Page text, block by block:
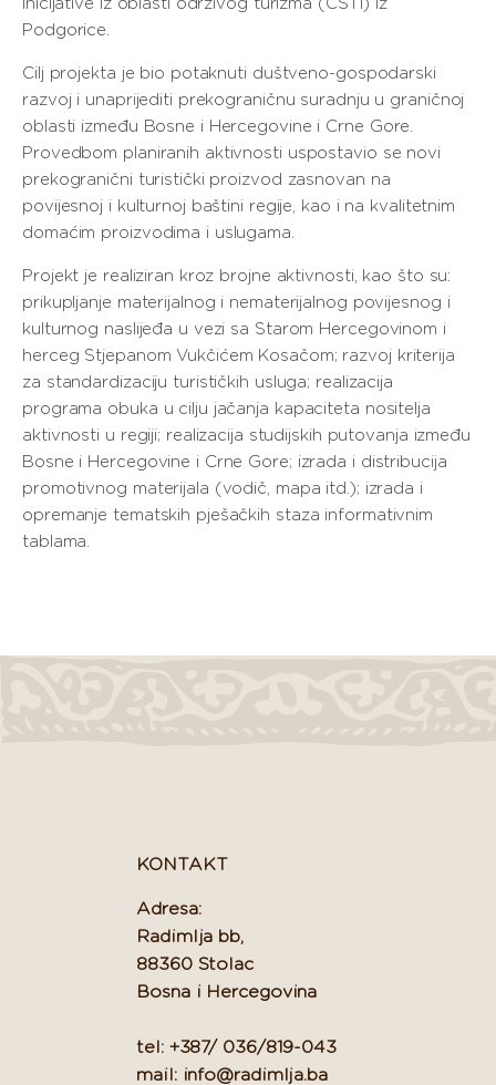
inicijative iz oblasti održivog turizma (CSTI) iz
Podgorice.
Cilj projekta je bio potaknuti duštveno-gospodarski
razvoj i unaprijediti prekograničnu suradnju u graničnoj
oblasti između Bosne i Hercegovine i Crne Gore.
Provedbom planiranih aktivnosti uspostavio se novi
prekogranični turistički proizvod zasnovan na
povijesnoj i kulturnoj baštini regije, kao i na kvalitetnim
domaćim proizvodima i uslugama.
Projekt je realiziran kroz brojne aktivnosti, kao što su:
prikupljanje materijalnog i nematerijalnog povijesnog i
kulturnog naslijeđa u vezi sa Starom Hercegovinom i
herceg Stjepanom Vukčićem Kosačom; razvoj kriterija
za standardizaciju turističkih usluga; realizacija
programa obuka u cilju jačanja kapaciteta nositelja
aktivnosti u regiji; realizacija studijskih putovanja između
Bosne i Hercegovine i Crne Gore; izrada i distribucija
promotivnog materijala (vodič, mapa itd.); izrada i
opremanje tematskih pješačkih staza informativnim
tablama.
KONTAKT
Adresa:
Radimlja bb,
88360 Stolac
Bosna i Hercegovina
tel: +387/ 036/819-043
mail: info@radimlja.ba